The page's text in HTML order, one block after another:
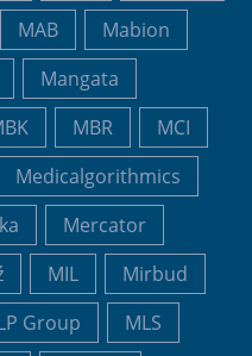
MAB
Mabion
Mangata
MBR
MCI
Medicalgorithmics
Mercator
MIL
Mirbud
Group
MLS